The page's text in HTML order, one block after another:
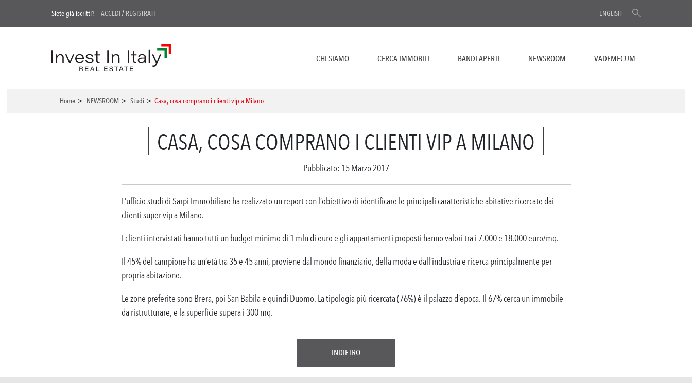
Siete già iscritti? ACCEDI/ REGISTRATI ENGLISH
CHI SIAMO CERCA IMMOBILI BANDI APERTI NEWSROOM VADEMECUM
Home > NEWSROOM > Studi > Casa, cosa comprano i clienti vip a Milano
CASA, COSA COMPRANO I CLIENTI VIP A MILANO
Pubblicato: 15 Marzo 2017
L’ufficio studi di Sarpi Immobiliare ha realizzato un report con l’obiettivo di identificare le principali caratteristiche abitative ricercate dai
clienti super vip a Milano.
I clienti intervistati hanno tutti un budget minimo di 1 mln di euro e gli appartamenti proposti hanno valori tra i 7.000 e 18.000 euro/mq.
Il 45% del campione ha un’età tra 35 e 45 anni, proviene dal mondo finanziario, della moda e dall’industria e ricerca principalmente per
propria abitazione.
Le zone preferite sono Brera, poi San Babila e quindi Duomo. La tipologia più ricercata (76%) è il palazzo d’epoca. Il 67% cerca un immobile
da ristrutturare, e la superficie supera i 300 mq.
INDIETRO